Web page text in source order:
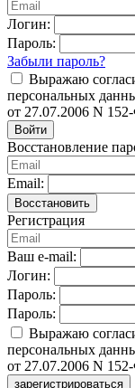
Логин:
Пароль:
Забыли пароль?
Выражаю
персональных
от 27.07.2006 N
Войти
Восстановление
Email:
Восстановить
Регистрация
Ваш e-mail:
Логин:
Пароль:
Пароль:
Выражаю
персональных
от 27.07.2006 N
зарегистрироваться